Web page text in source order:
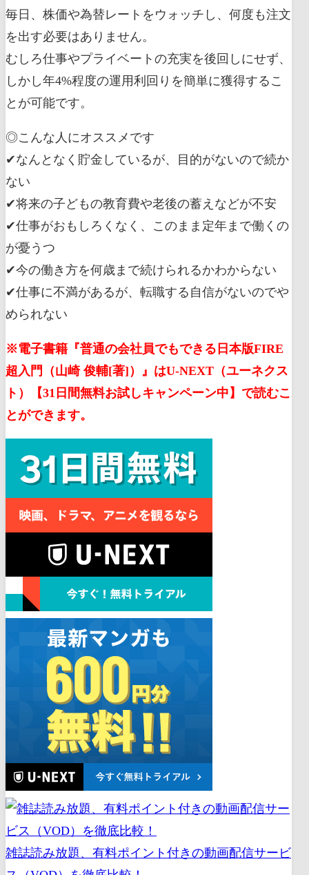
毎日、株価や為替レートをウォッチし、何度も注文
を出す必要はありません。
むしろ仕事やプライベートの充実を後回しにせず、
しかし年4%程度の運用利回りを簡単に獲得するこ
とが可能です。
◎こんな人にオススメです
✔︎なんとなく貯金しているが、目的がないので続か
ない
✔︎将来の子どもの教育費や老後の蓄えなどが不安
✔︎仕事がおもしろくなく、このまま定年まで働くの
が憂うつ
✔︎今の働き方を何歳まで続けられるかわからない
✔︎仕事に不満があるが、転職する自信がないのでや
められない
※電子書籍『普通の会社員でもできる日本版FIRE
超入門（山崎 俊輔[著]）』はU-NEXT（ユーネクス
ト）【31日間無料お試しキャンペーン中】で読むこ
とができます。
雑誌読み放題、有料ポイント付きの動画配信サービ